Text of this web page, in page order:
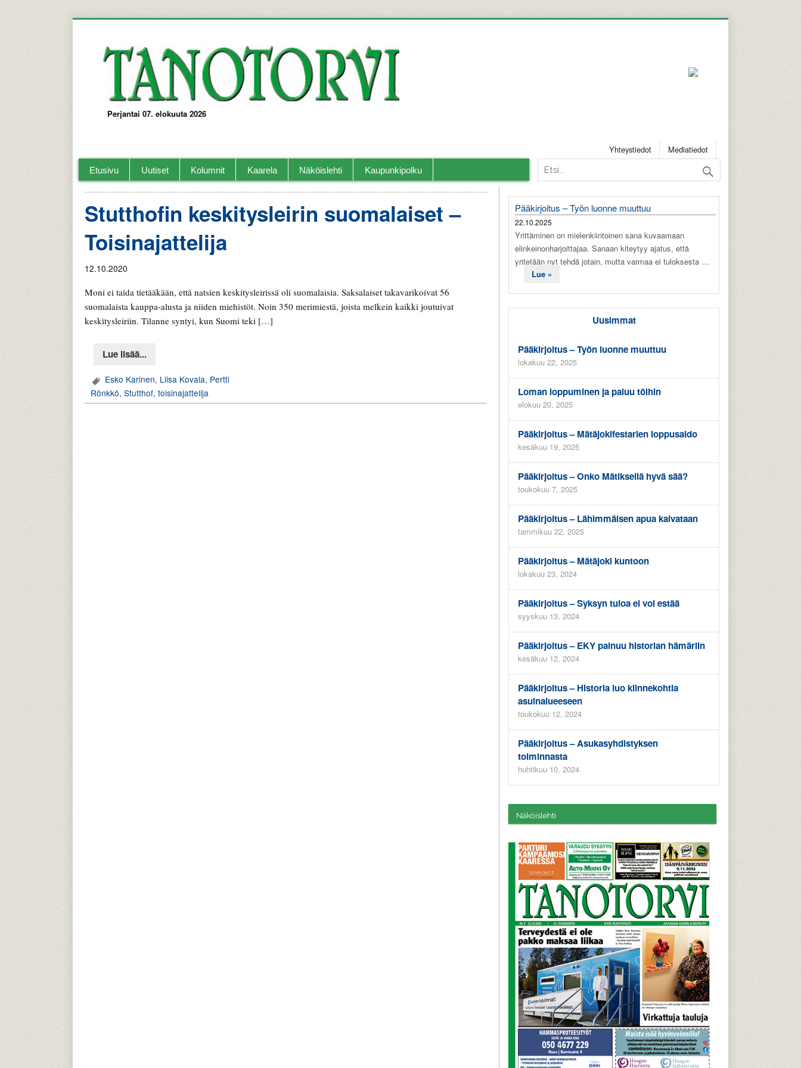
Perjantai 07. elokuuta 2026
Yhteystiedot Mediatiedot
Etusivu Uutiset Kolumnit Kaarela Näköislehti Kaupunkipolku
Stutthofin keskitysleirin suomalaiset –
Toisinajattelija
12.10.2020
Moni ei taida tietääkään, että natsien keskitysleirissä oli suomalaisia. Saksalaiset takavarikoivat 56
suomalaista kauppa-alusta ja niiden miehistöt. Noin 350 merimiestä, joista melkein kaikki joutuivat
keskitysleiriin. Tilanne syntyi, kun Suomi teki […]
Lue lisää...
Esko Karinen, Liisa Kovala, Pertti
Rönkkö, Stutthof, toisinajattelija
Pääkirjoitus – Työn luonne muuttuu
22.10.2025
Yrittäminen on mielenkiintoinen sana kuvaamaan
elinkeinonharjoittajaa. Sanaan kiteytyy ajatus, että
yritetään nyt tehdä jotain, mutta varmaa ei tuloksesta …
Lue »
Uusimmat
Pääkirjoitus – Työn luonne muuttuu
lokakuu 22, 2025
Loman loppuminen ja paluu töihin
elokuu 20, 2025
Pääkirjoitus – Mätäjokifestarien loppusaldo
kesäkuu 19, 2025
Pääkirjoitus – Onko Mätiksellä hyvä sää?
toukokuu 7, 2025
Pääkirjoitus – Lähimmäisen apua kaivataan
tammikuu 22, 2025
Pääkirjoitus – Mätäjoki kuntoon
lokakuu 23, 2024
Pääkirjoitus – Syksyn tuloa ei voi estää
syyskuu 13, 2024
Pääkirjoitus – EKY painuu historian hämäriin
kesäkuu 12, 2024
Pääkirjoitus – Historia luo kiinnekohtia
asuinalueeseen
toukokuu 12, 2024
Pääkirjoitus – Asukasyhdistyksen
toiminnasta
huhtikuu 10, 2024
Näköislehti